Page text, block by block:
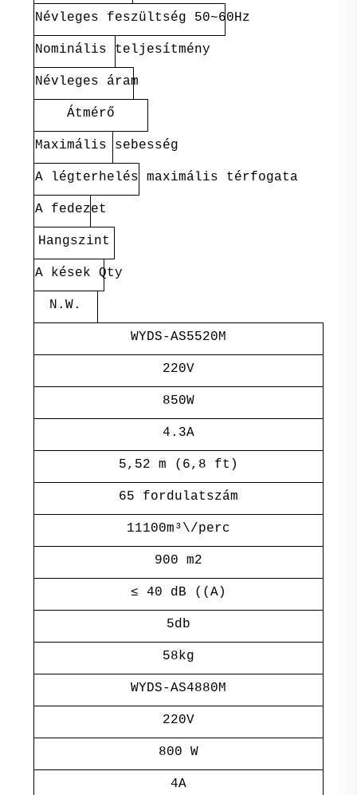
Névleges feszültség 50~60Hz
Nominális teljesítmény
Névleges áram
Átmérő
Maximális sebesség
A légterhelés maximális térfogata
A fedezet
Hangszint
A kések Qty
N.W.
WYDS-AS5520M
220V
850W
4.3A
5,52 m (6,8 ft)
65 fordulatszám
11100m³\/perc
900 m2
≤ 40 dB ((A)
5db
58kg
WYDS-AS4880M
220V
800 W
4A